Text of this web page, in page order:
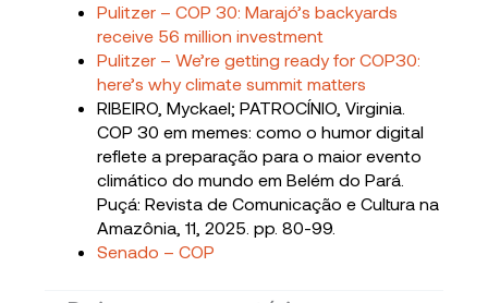
Pulitzer – COP 30: Marajó’s backyards
receive 56 million investment
Pulitzer – We’re getting ready for COP30:
here’s why climate summit matters
RIBEIRO, Myckael; PATROCÍNIO, Virginia.
COP 30 em memes: como o humor digital
reflete a preparação para o maior evento
climático do mundo em Belém do Pará.
Puçá: Revista de Comunicação e Cultura na
Amazônia, 11, 2025. pp. 80-99.
Senado – COP